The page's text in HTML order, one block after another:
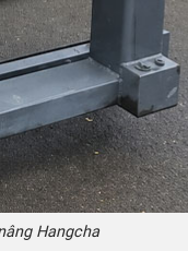
Hangcha